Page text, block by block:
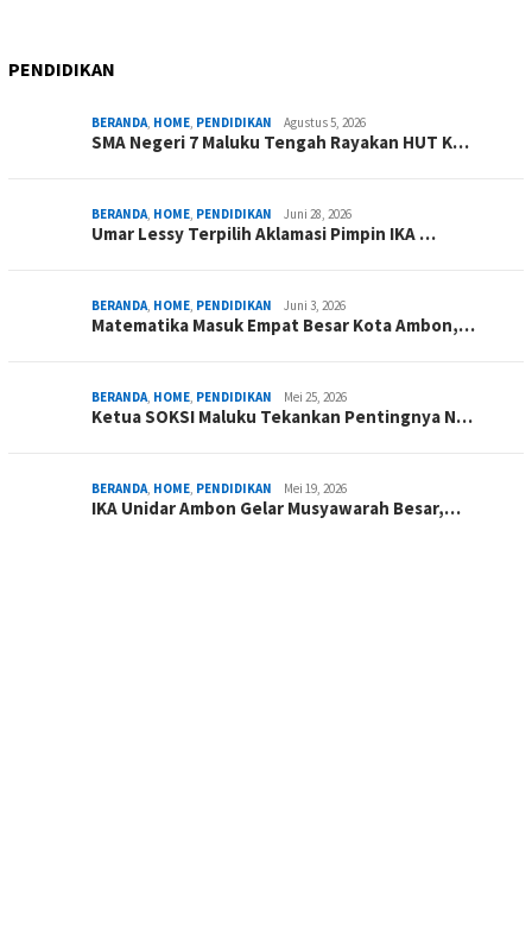
PENDIDIKAN
BERANDA HOME PENDIDIKAN Agustus 5, 2026
SMA Negeri 7 Maluku Tengah Rayakan HUT K…
BERANDA HOME PENDIDIKAN Juni 28, 2026
Umar Lessy Terpilih Aklamasi Pimpin IKA …
BERANDA HOME PENDIDIKAN Juni 3, 2026
Matematika Masuk Empat Besar Kota Ambon,…
BERANDA HOME PENDIDIKAN Mei 25, 2026
Ketua SOKSI Maluku Tekankan Pentingnya N…
BERANDA HOME PENDIDIKAN Mei 19, 2026
IKA Unidar Ambon Gelar Musyawarah Besar,…